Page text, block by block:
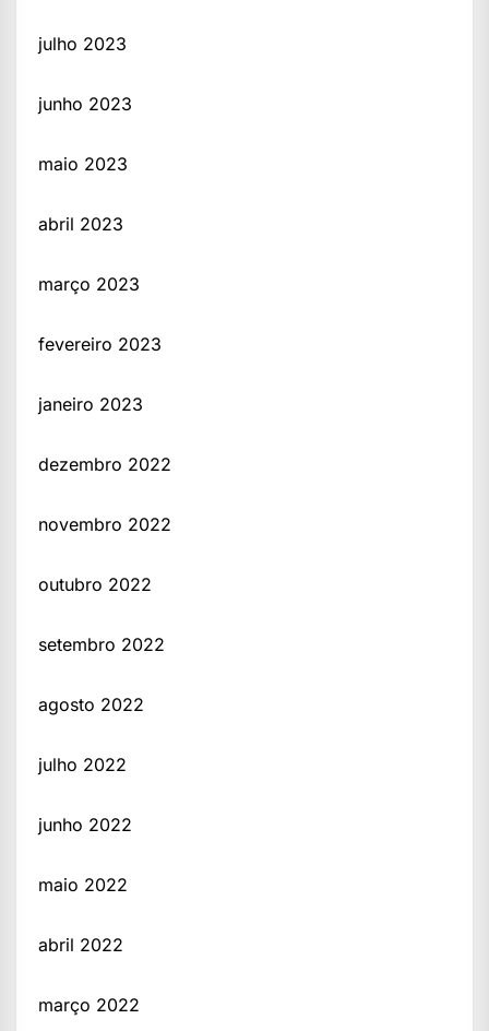
julho 2023
junho 2023
maio 2023
abril 2023
março 2023
fevereiro 2023
janeiro 2023
dezembro 2022
novembro 2022
outubro 2022
setembro 2022
agosto 2022
julho 2022
junho 2022
maio 2022
abril 2022
março 2022